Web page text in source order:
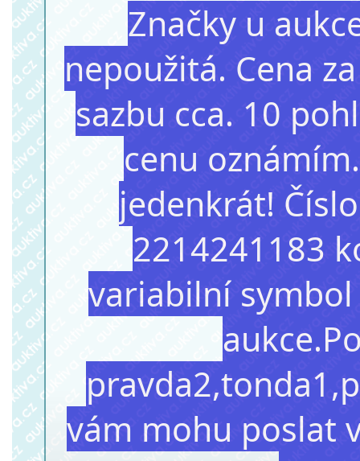
Značky u
nepoužitá. Cena
sazbu cca. 10
cenu
jedenkrát!
2214241183
variabilní
vám mohu poslat